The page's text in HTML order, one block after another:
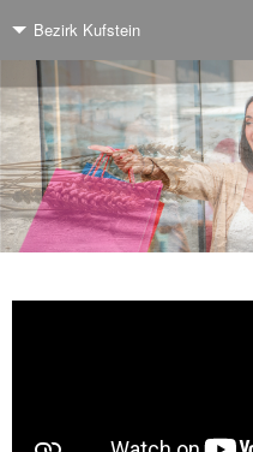
Bezirk Kufstein